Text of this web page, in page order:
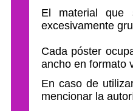
El material que
excesivamente
Cada póster
ancho en formato
En caso de
mencionar la